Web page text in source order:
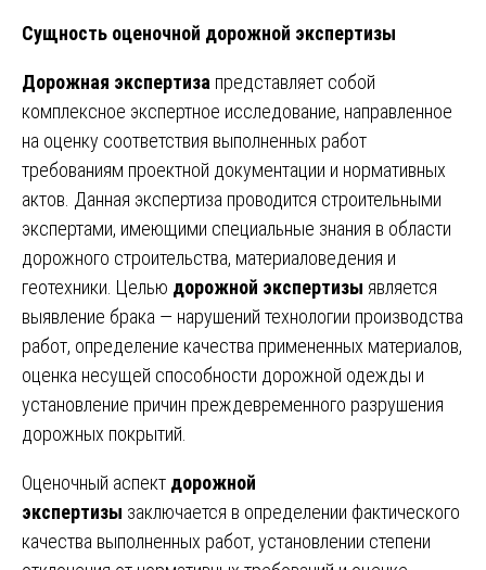
Сущность оценочной дорожной экспертизы
Дорожная экспертиза представляет собой
комплексное экспертное исследование, направленное
на оценку соответствия выполненных работ
требованиям проектной документации и нормативных
актов. Данная экспертиза проводится строительными
экспертами, имеющими специальные знания в области
дорожного строительства, материаловедения и
геотехники. Целью дорожной экспертизы является
выявление брака — нарушений технологии производства
работ, определение качества примененных материалов,
оценка несущей способности дорожной одежды и
установление причин преждевременного разрушения
дорожных покрытий.
Оценочный аспект дорожной
экспертизы заключается в определении фактического
качества выполненных работ, установлении степени